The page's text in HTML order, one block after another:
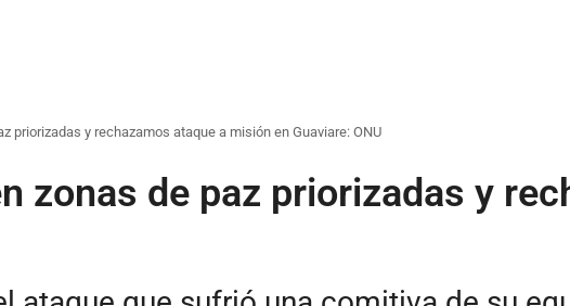
priorizadas y rechazamos ataque a misión en Guaviare: ONU
zonas de paz priorizadas y